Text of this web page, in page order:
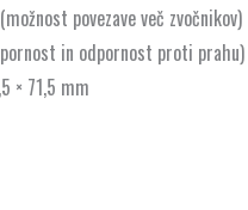
povezave več zvočnikov)
in odpornost proti prahu)
× 71,5 mm